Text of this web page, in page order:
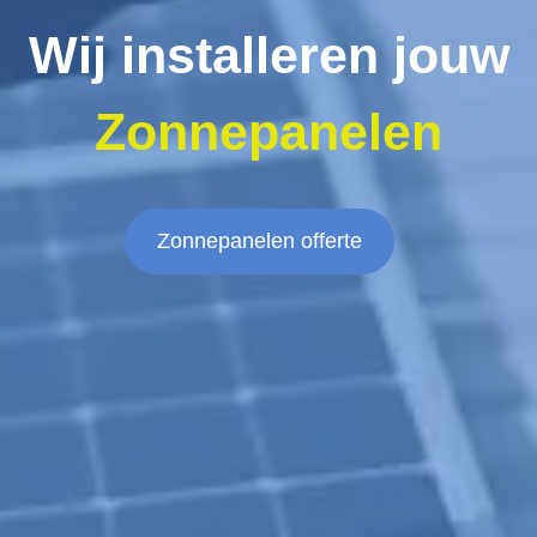
Wij installeren jouw
Zonnepanelen
Zonnepanelen offerte